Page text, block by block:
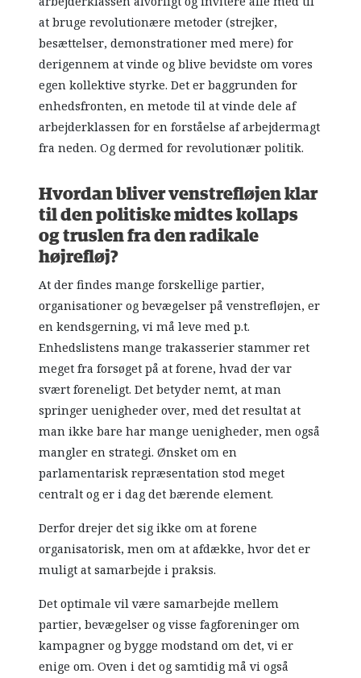
at bruge revolutionære metoder (strejker,
besættelser, demonstrationer med mere) for
derigennem at vinde og blive bevidste om vores
egen kollektive styrke. Det er baggrunden for
enhedsfronten, en metode til at vinde dele af
arbejderklassen for en forståelse af arbejdermagt
fra neden. Og dermed for revolutionær politik.
Hvordan bliver venstrefløjen klar
til den politiske midtes kollaps
og truslen fra den radikale
højrefløj?
At der findes mange forskellige partier,
organisationer og bevægelser på venstrefløjen, er
en kendsgerning, vi må leve med p.t.
Enhedslistens mange trakasserier stammer ret
meget fra forsøget på at forene, hvad der var
svært foreneligt. Det betyder nemt, at man
springer uenigheder over, med det resultat at
man ikke bare har mange uenigheder, men også
mangler en strategi. Ønsket om en
parlamentarisk repræsentation stod meget
centralt og er i dag det bærende element.
Derfor drejer det sig ikke om at forene
organisatorisk, men om at afdække, hvor det er
muligt at samarbejde i praksis.
Det optimale vil være samarbejde mellem
partier, bevægelser og visse fagforeninger om
kampagner og bygge modstand om det, vi er
enige om. Oven i det og samtidig må vi også